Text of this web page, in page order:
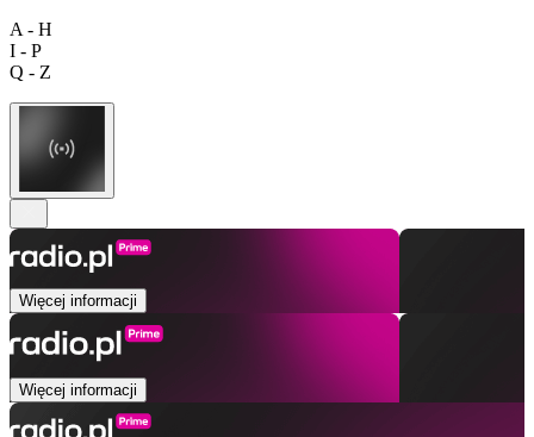
A - H
I - P
Q - Z
Więcej informacji
Więcej informacji